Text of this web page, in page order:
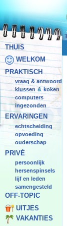
THUIS
WELKOM
PRAKTISCH
vraag & antwoord
klussen & koken
computers
ingezonden
ERVARINGEN
echtscheiding
opvoeding
ouderschap
PRIVÉ
persoonlijk
hersenspinsels
lijf en leden
samengesteld
OFF-TOPIC
UITJES
VAKANTIES